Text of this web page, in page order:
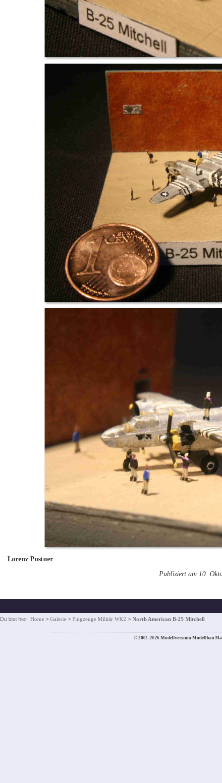
Lorenz Postner
Publiziert am 10.
Du bist hier: Home > Galerie > Flugzeuge Militär WK2 > North American B-25 Mitchell
© 2001-2026 Modellversium Modellbau